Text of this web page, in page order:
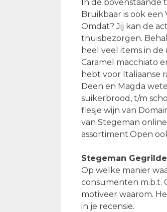
In de bovenstaande
Bruikbaar is ook
Omdat? Jij kan de
thuisbezorgen.
heel veel items in
Caramel macchiato
hebt voor Italiaanse
Deen en Magda
suikerbrood, t/m
flesje wijn van
van Stegeman
assortiment.Open
Stegeman
Op welke manier
consumenten m.b.t.
motiveer waarom.
in je recensie.